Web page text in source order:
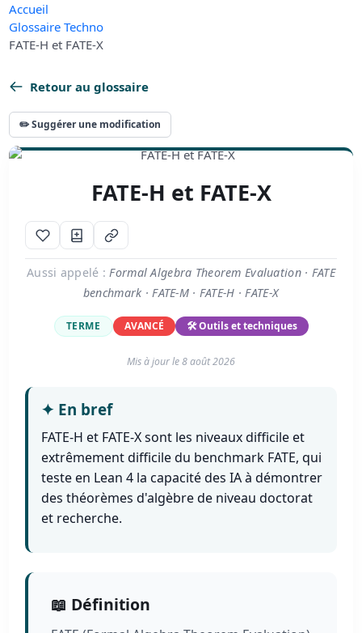
Accueil
Glossaire Techno
FATE-H et FATE-X
Retour au glossaire
✏️ Suggérer une modification
FATE-H et FATE-X
Aussi appelé : Formal Algebra Theorem Evaluation · FATE
benchmark · FATE-M · FATE-H · FATE-X
TERME AVANCÉ 🛠️ Outils et techniques
Mis à jour le8 août 2026
✦ En bref
FATE-H et FATE-X sont les niveaux difficile et
extrêmement difficile du benchmark FATE, qui
teste en Lean 4 la capacité des IA à démontrer
des théorèmes d'algèbre de niveau doctorat
et recherche.
📖 Définition